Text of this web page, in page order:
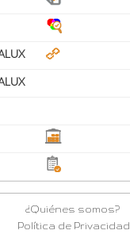
¿Quiénes somos?
Política de Privacidad